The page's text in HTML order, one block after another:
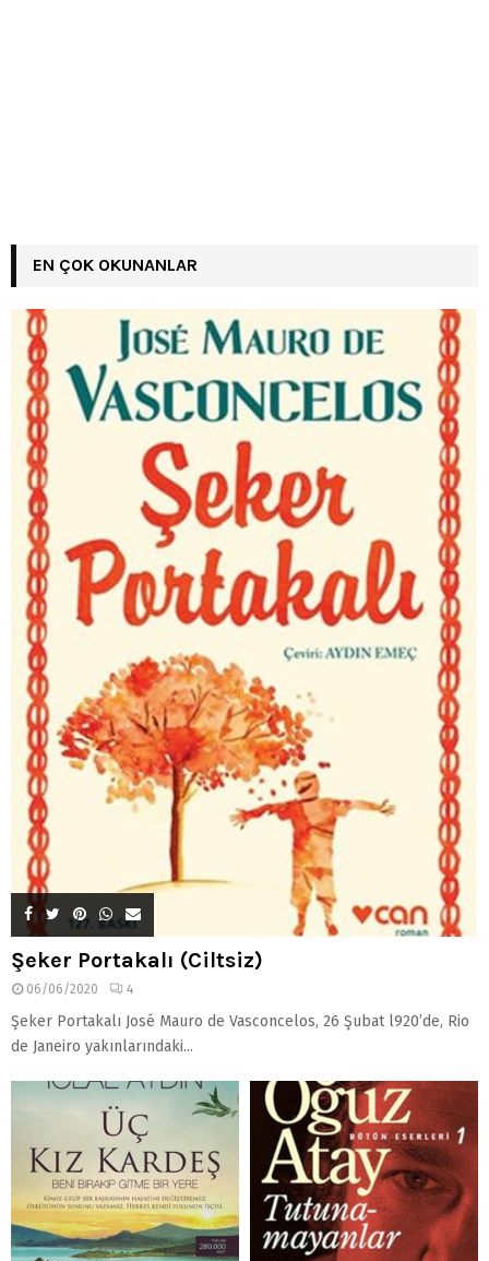
EN ÇOK OKUNANLAR
Şeker Portakalı (Ciltsiz)
06/06/2020 4
Şeker Portakalı José Mauro de Vasconcelos, 26 Şubat l920’de, Rio
de Janeiro yakınlarındaki...